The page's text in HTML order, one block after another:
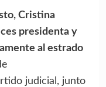
Cristina
presidenta y
al estrado
judicial, junto